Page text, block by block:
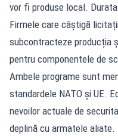
vor fi produse local.
Firmele care câștigă
subcontracteze producția
pentru componentele de
Ambele programe sunt
standardele NATO și UE.
nevoilor actuale de
deplină cu armatele aliate.